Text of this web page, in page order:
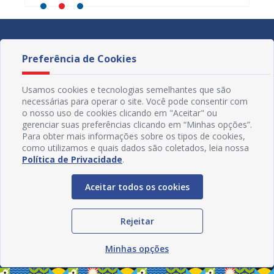
Redes Sociais
Preferência de Cookies
Usamos cookies e tecnologias semelhantes que são
necessárias para operar o site. Você pode consentir com
o nosso uso de cookies clicando em "Aceitar" ou
gerenciar suas preferências clicando em “Minhas opções”.
Para obter mais informações sobre os tipos de cookies,
como utilizamos e quais dados são coletados, leia nossa
Política de Privacidade.
Aceitar todos os cookies
Rejeitar
Minhas opções